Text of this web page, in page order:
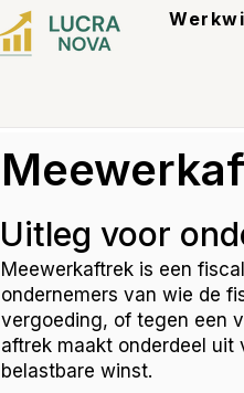
Uitleg voor
Meewerkaftrek is een
ondernemers van wie de
vergoeding, of tegen een
aftrek maakt onderdeel uit
belastbare winst.